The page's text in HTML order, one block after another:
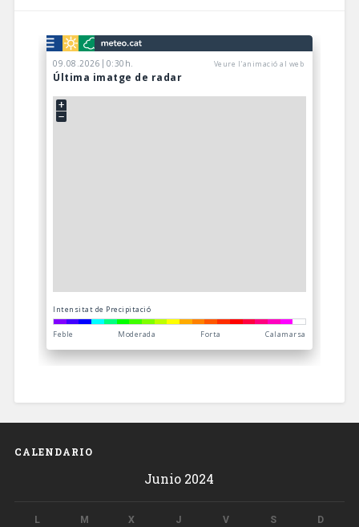
CALENDARIO
Junio 2024
L M X J V S D